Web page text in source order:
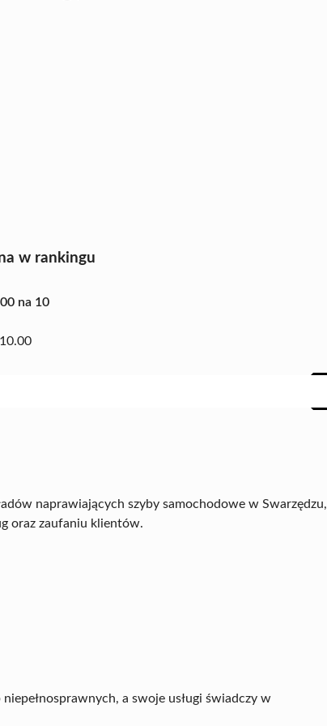
w rankingu
na 10
10.00
naprawiających szyby samochodowe w Swarzędzu,
oraz zaufaniu klientów.
a swoje usługi świadczy w